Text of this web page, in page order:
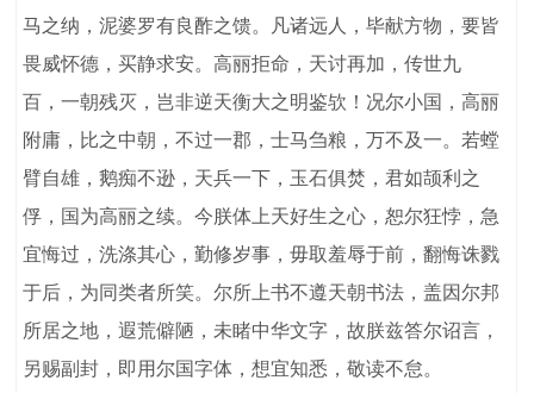
马之纳，泥婆罗有良酢之馈。凡诸远人，毕献方物，要皆
畏威怀德，买静求安。高丽拒命，天讨再加，传世九
百，一朝残灭，岂非逆天衡大之明鉴欤！况尔小国，高丽
附庸，比之中朝，不过一郡，士马刍粮，万不及一。若螳
臂自雄，鹅痴不逊，天兵一下，玉石俱焚，君如颉利之
俘，国为高丽之续。今朕体上天好生之心，恕尔狂悖，急
宜悔过，洗涤其心，勤修岁事，毋取羞辱于前，翻悔诛戮
于后，为同类者所笑。尔所上书不遵天朝书法，盖因尔邦
所居之地，遐荒僻陋，未睹中华文字，故朕兹答尔诏言，
另赐副封，即用尔国字体，想宜知悉，敬读不怠。